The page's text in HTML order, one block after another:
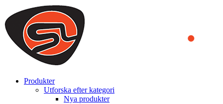
We use cookies to ensure that we provide you the best experience
on our website. By continuing to browse this website, you accept
that cookies are used to help us analyze how the website is used and
to offer you a better experience. To learn more or to find out how
you can disable cookies, you can access our
Produkter
Utforska efter kategori
Nya produkter